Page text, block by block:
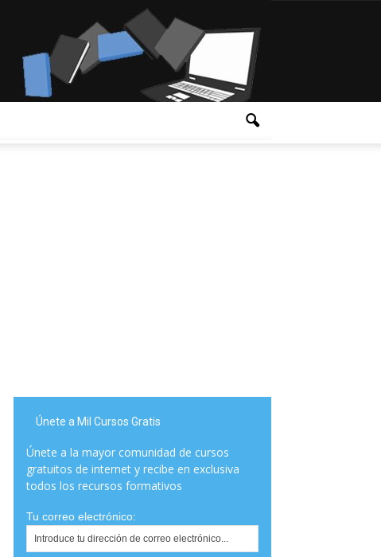
Únete a Mil Cursos Gratis
Únete a la mayor comunidad de cursos
gratuitos de internet y recibe en exclusiva
todos los recursos formativos
Tu correo electrónico: